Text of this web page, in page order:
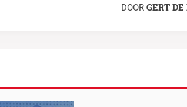
DOOR GERT DE